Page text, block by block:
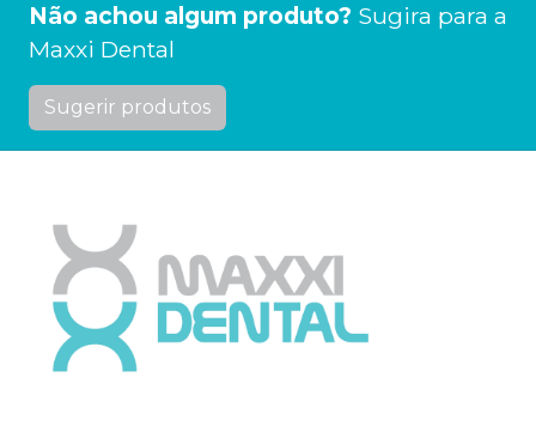
Não achou algum produto? Sugira para a
Maxxi Dental
Sugerir produtos